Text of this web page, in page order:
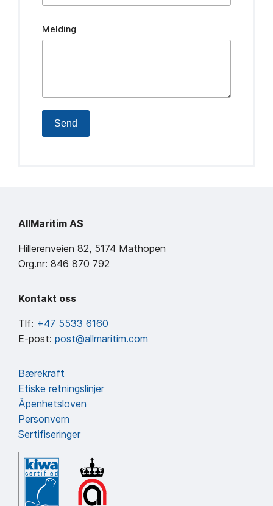
Melding
Send
AllMaritim AS
Hillerenveien 82, 5174 Mathopen
Org.nr: 846 870 792
Kontakt oss
Tlf: +47 5533 6160
E-post: post@allmaritim.com
Bærekraft
Etiske retningslinjer
Åpenhetsloven
Personvern
Sertifiseringer